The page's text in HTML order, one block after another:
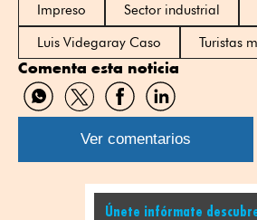
Impreso
Sector industrial
Luis Videgaray Caso
Turistas
Comenta esta noticia
Compartir
por
WhatsApp
Compartir
por
Twitter
Compartir
por
Facebook
Compartir
por
Linkedin
Ver comentarios
Únete infórmate